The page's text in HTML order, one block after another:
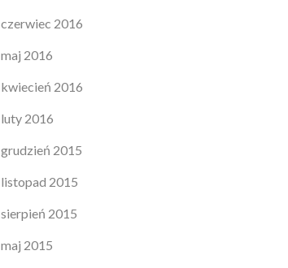
czerwiec 2016
maj 2016
kwiecień 2016
luty 2016
grudzień 2015
listopad 2015
sierpień 2015
maj 2015